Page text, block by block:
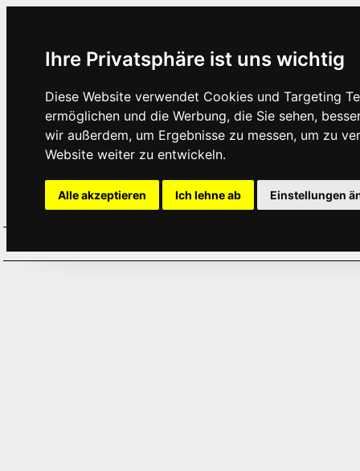
Ihre Privatsphäre ist uns wichtig
Diese Website verwendet Cookies und Targeting
ermöglichen und die Werbung, die Sie sehen,
wir außerdem, um Ergebnisse zu messen, um zu
Website weiter zu entwickeln.
Alle akzeptieren Ich lehne ab Einstellungen